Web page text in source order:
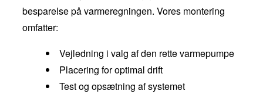
besparelse på varmeregningen. Vores montering
omfatter:
Vejledning i valg af den rette varmepumpe
Placering for optimal drift
Test og opsætning af systemet